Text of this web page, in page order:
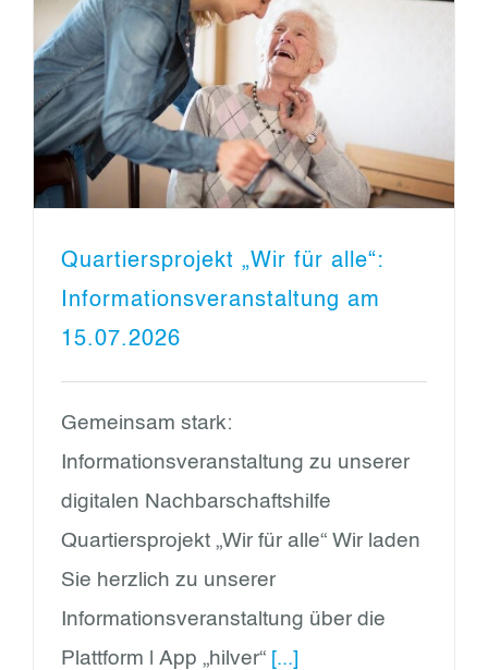
Quartiersprojekt „Wir für alle“:
Informationsveranstaltung am
15.07.2026
Gemeinsam stark:
Informationsveranstaltung zu unserer
digitalen Nachbarschaftshilfe
Quartiersprojekt „Wir für alle“ Wir laden
Sie herzlich zu unserer
Informationsveranstaltung über die
Plattform | App „hilver“ [...]